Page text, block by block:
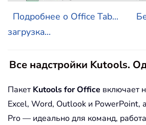
Подробнее о Office Tab...
загрузка...
Все надстройки Kutools.
Пакет Kutools for Office включает
Excel, Word, Outlook и PowerPoint,
Pro — идеально для команд,